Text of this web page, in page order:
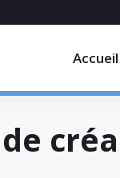
Accueil
de